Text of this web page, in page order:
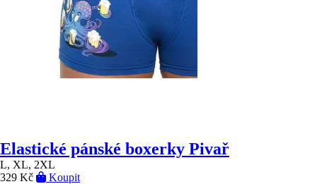
Elastické pánské boxerky Pivař
L, XL, 2XL
329 Kč
Koupit